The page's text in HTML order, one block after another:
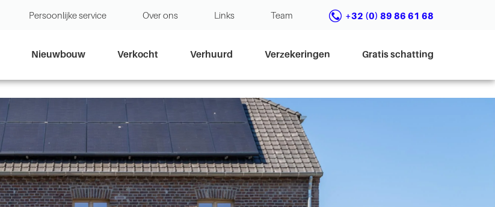
Persoonlijke service Over ons Links Team +32 (0) 89 86 61 68
Nieuwbouw Verkocht Verhuurd Verzekeringen Gratis schatting